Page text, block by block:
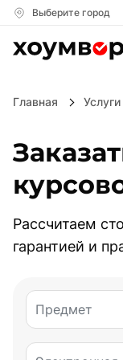
Выберите город
Акции
Научно -
Полезное
Главная Услуги
Рассчитаем
гарантией и
Предмет